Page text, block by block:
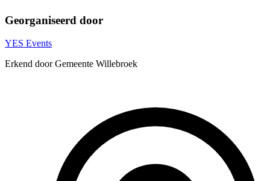
Georganiseerd door
YES Events
Erkend door Gemeente Willebroek